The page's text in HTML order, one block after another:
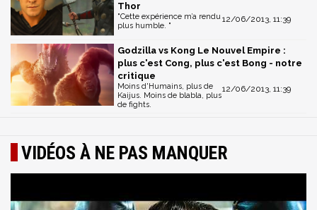
Thor
12/06/2013, 11:39
"Cette expérience m’a rendu
plus humble. "
Godzilla vs Kong Le Nouvel Empire :
plus c'est Cong, plus c'est Bong - notre
critique
12/06/2013, 11:39
Moins d'Humains, plus de
Kaijus. Moins de blabla, plus
de fights.
VIDÉOS À NE PAS MANQUER